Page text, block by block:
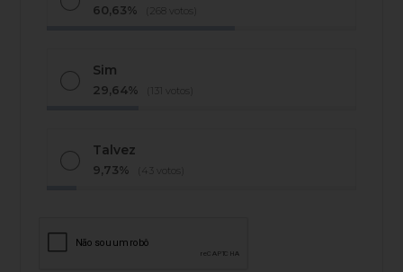
60,63% (268 votos)
Sim
29,64% (131 votos)
Talvez
9,73% (43 votos)